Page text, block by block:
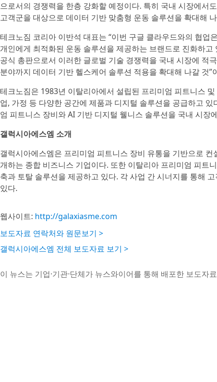
으로서의 경쟁력을 한층 강화할 예정이다. 특히 국내 시장에서
고객군을 대상으로 데이터 기반 맞춤형 운동 솔루션을 확대해
테크노짐 코리아 이반석 대표는 “이번 구글 클라우드와의 협
개인에게 최적화된 운동 솔루션을 제공하는 브랜드로 진화하
공식 총판으로서 이러한 글로벌 기술 경쟁력을 국내 시장에 적
분야까지 데이터 기반 헬스케어 솔루션 적용을 확대해 나갈 것”
테크노짐은 1983년 이탈리아에서 설립된 프리미엄 피트니스
업, 가정 등 다양한 공간에 제품과 디지털 솔루션을 공급하고
엄 피트니스 장비와 AI 기반 디지털 웰니스 솔루션을 국내 시장
갤럭시아에스엠 소개
갤럭시아에스엠은 프리미엄 피트니스 장비 유통을 기반으로
개하는 종합 비즈니스 기업이다. 또한 이탈리아 프리미엄 피트
축과 토탈 솔루션을 제공하고 있다. 각 사업 간 시너지를 통해
있다.
웹사이트: http://galaxiasme.com
보도자료 연락처와 원문보기 >
갤럭시아에스엠 전체 보도자료 보기 >
이 뉴스는 기업·기관·단체가 뉴스와이어를 통해 배포한 보도자